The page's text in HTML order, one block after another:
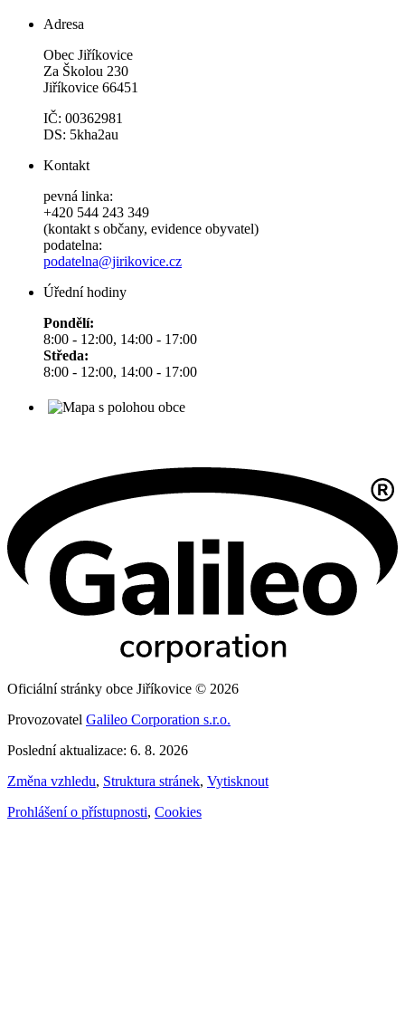
Adresa
Obec Jiříkovice
Za Školou 230
Jiříkovice 66451
IČ: 00362981
DS: 5kha2au
Kontakt
pevná linka:
+420 544 243 349
(kontakt s občany, evidence obyvatel)
podatelna:
podatelna@jirikovice.cz
Úřední hodiny
Pondělí:
8:00 - 12:00, 14:00 - 17:00
Středa:
8:00 - 12:00, 14:00 - 17:00
Oficiální stránky obce Jiříkovice © 2026
Provozovatel Galileo Corporation s.r.o.
Poslední aktualizace: 6. 8. 2026
Změna vzhledu, Struktura stránek, Vytisknout
Prohlášení o přístupnosti, Cookies